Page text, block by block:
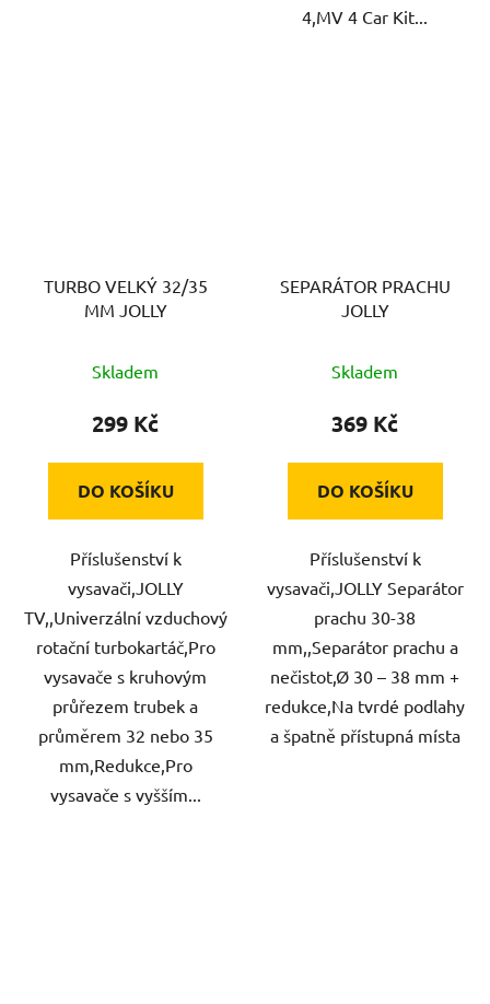
4,MV 4 Car Kit...
TURBO VELKÝ 32/35
MM JOLLY
Skladem
299 Kč
DO KOŠÍKU
Příslušenství k
vysavači,JOLLY
TV,,Univerzální vzduchový
rotační turbokartáč,Pro
vysavače s kruhovým
průřezem trubek a
průměrem 32 nebo 35
mm,Redukce,Pro
vysavače s vyšším...
SEPARÁTOR PRACHU
JOLLY
Skladem
369 Kč
DO KOŠÍKU
Příslušenství k
vysavači,JOLLY Separátor
prachu 30-38
mm,,Separátor prachu a
nečistot,Ø 30 – 38 mm +
redukce,Na tvrdé podlahy
a špatně přístupná místa